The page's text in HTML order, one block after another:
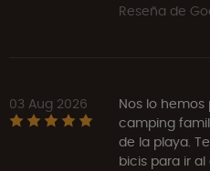
Reseña de
03 Aug 2026
Nos lo
camping
de la playa.
bicis para ir